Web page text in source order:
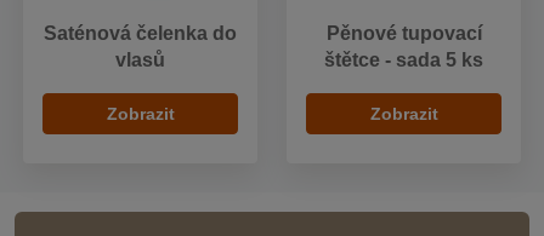
Saténová čelenka do
vlasů
Zobrazit
Pěnové tupovací
štětce - sada 5 ks
Zobrazit